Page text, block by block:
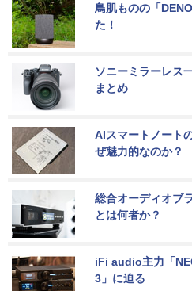
鳥肌ものの「
た！
ソニーミラーレス
まとめ
AIスマートノート
ぜ魅力的なのか？
総合オーディオブ
とは何者か？
iFi audio主力「
3」に迫る